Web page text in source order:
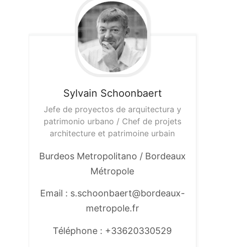
Sylvain Schoonbaert
Jefe de proyectos de arquitectura y
patrimonio urbano / Chef de projets
architecture et patrimoine urbain
Burdeos Metropolitano / Bordeaux
Métropole
Email : s.schoonbaert@bordeaux-
metropole.fr
Téléphone : +33620330529